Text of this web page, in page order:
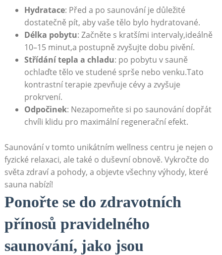
Hydratace: Před a po saunování je ⁤důležité
dostatečně⁣ pít,‌ aby vaše tělo bylo​ hydratované.
Délka pobytu: Začněte s‍ kratšími intervaly,ideálně
⁣10–15 minut,a postupně zvyšujte ⁢dobu pivění.
Střídání⁢ tepla ⁤a chladu:⁤ po pobytu ⁤v sauně
ochlaďte tělo ve studené sprše⁤ nebo venku.Tato
kontrastní terapie zpevňuje cévy a⁣ zvyšuje
prokrvení.
Odpočinek: ‍Nezapomeňte si po saunování dopřát
chvíli⁢ klidu pro maximální regenerační efekt.
Saunování v ‌tomto unikátním wellness ⁣centru je nejen ⁤o
⁤fyzické relaxaci, ⁢ale také o duševní obnově. Vykročte⁢ do
světa zdraví a pohody, ‌a objevte⁢ všechny⁣ výhody,⁣ které⁤
sauna ⁢nabízí!
Ponořte se do zdravotních⁤
přínosů pravidelného
saunování, jako jsou